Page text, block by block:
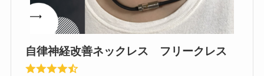
自律神経改善ネックレス フリークレス